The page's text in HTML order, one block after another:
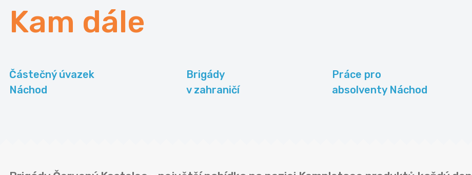
Kam dále
Částečný úvazek
Náchod
Brigády
v zahraničí
Práce pro
absolventy Náchod